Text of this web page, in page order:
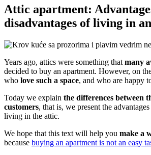
Attic apartment:
disadvantages of living in
Years ago, attics were something that many
decided to buy an apartment. However, on
who love such a space, and who are happy
Today we explain the differences between
customers, that is, we present the
living in the attic.
We hope that this text will help you make a
because buying an apartment is not an easy